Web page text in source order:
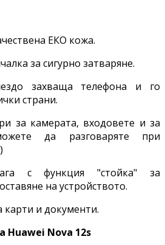
ЕКО кожа.
за сигурно затваряне.
захваща телефона и го
страни.
за камерата, входовете и за
да разговаряте при
с функция "стойка" за
на устройството.
карти и документи.
Huawei Nova 12s